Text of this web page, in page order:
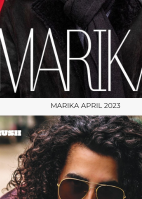
MARIKA APRIL 2023